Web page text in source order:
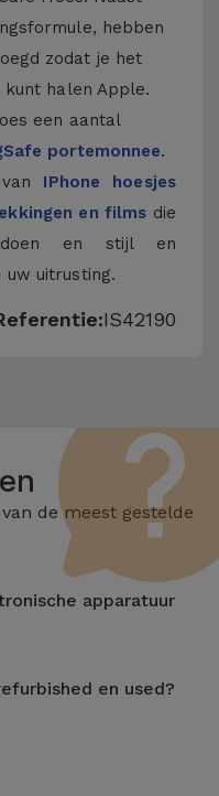
hebben
zodat je het
halen Apple.
een aantal
portemonnee.
IPhone hoesjes
en films die
en stijl en
uw uitrusting.
IS42190
de meest gestelde
apparatuur
van elk defect
gereviseerd,
en used?
technici om hun